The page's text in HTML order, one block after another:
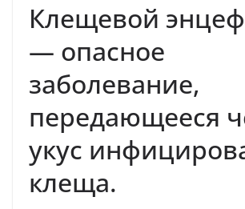
Клещевой
— опасное
заболевание,
передающееся
укус
клеща.